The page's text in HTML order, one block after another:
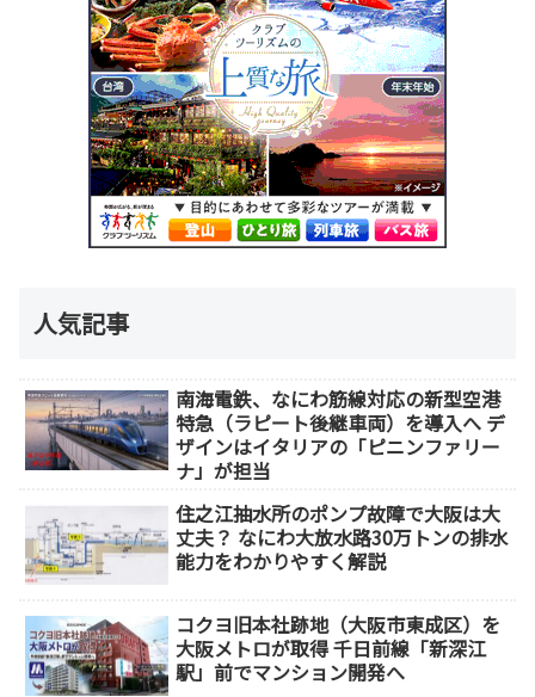
人気記事
南海電鉄、なにわ筋線対応の新型空港
特急（ラピート後継車両）を導入へ デ
ザインはイタリアの「ピニンファリー
ナ」が担当
住之江抽水所のポンプ故障で大阪は大
丈夫？ なにわ大放水路30万トンの排水
能力をわかりやすく解説
コクヨ旧本社跡地（大阪市東成区）を
大阪メトロが取得 千日前線「新深江
駅」前でマンション開発へ